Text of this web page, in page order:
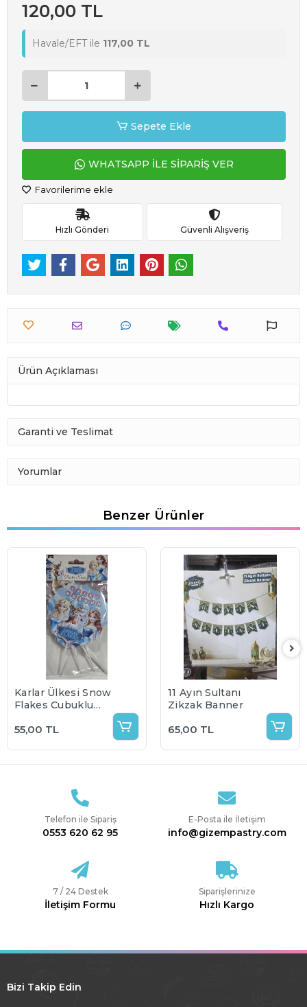
120,00 TL
Havale/EFT ile 117,00 TL
Sepete Ekle
WHATSAPP İLE SİPARİŞ VER
Favorilerime ekle
Hızlı Gönderi Güvenli Alışveriş
Ürün Açıklaması
Garanti ve Teslimat
Yorumlar
Benzer Ürünler
Karlar Ülkesi Snow
Flakes Çubuklu
Paket
55,00 TL
11 Ayın Sultanı
Zikzak Banner
65,00 TL
Telefon ile Sipariş
0553 620 62 95
E-Posta ile İletişim
info@gizempastry.com
7 / 24 Destek
İletişim Formu
Siparişlerinize
Hızlı Kargo
Bizi Takip Edin